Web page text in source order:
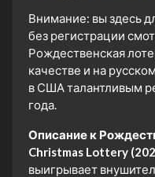
Внимание: вы здесь
без регистрации
Рождественская
качестве и на
в США талантливым
года.
Описание к
Christmas Lottery
выигрывает